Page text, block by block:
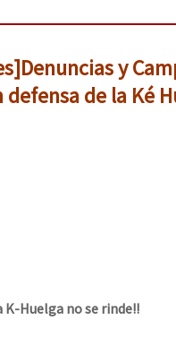
y
defensa de la Ké
K-Huelga no se rinde!!